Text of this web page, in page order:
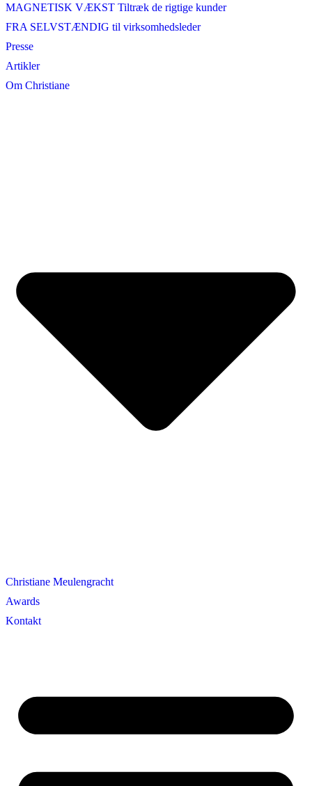
MAGNETISK VÆKST Tiltræk de rigtige kunder
FRA SELVSTÆNDIG til virksomhedsleder
Presse
Artikler
Om Christiane
Christiane Meulengracht
Awards
Kontakt